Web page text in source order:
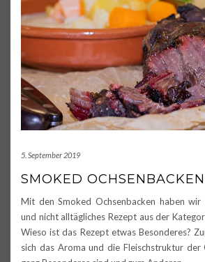
5. September 2019
SMOKED OCHSENBACKEN
Mit den Smoked Ochsenbacken haben wir
und nicht alltägliches Rezept aus der
Wieso ist das Rezept etwas Besonderes?
sich das Aroma und die Fleischstruktur der